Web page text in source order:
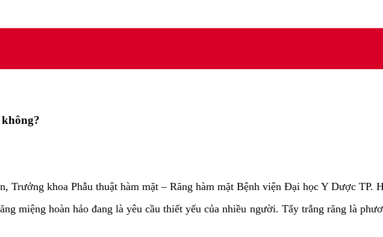
Trưởng khoa Phẫu thuật hàm mặt – Răng hàm mặt Bệnh viện Đại học Y Dược TP.
miệng hoàn hảo đang là yêu cầu thiết yếu của nhiều người. Tẩy trắng răng là